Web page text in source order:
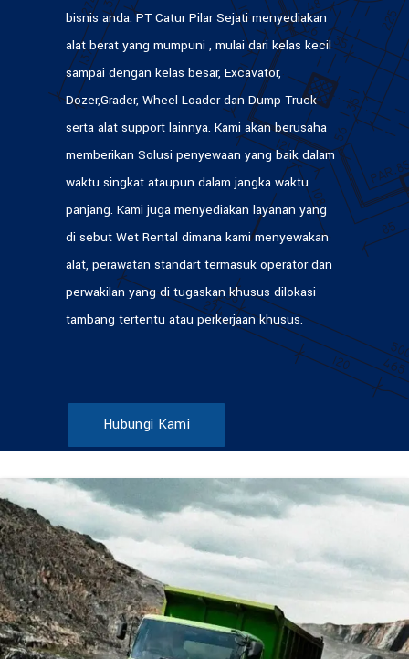
bisnis anda. PT Catur Pilar Sejati menyediakan
alat berat yang mumpuni , mulai dari kelas kecil
sampai dengan kelas besar, Excavator,
Dozer,Grader, Wheel Loader dan Dump Truck
serta alat support lainnya. Kami akan berusaha
memberikan Solusi penyewaan yang baik dalam
waktu singkat ataupun dalam jangka waktu
panjang. Kami juga menyediakan layanan yang
di sebut Wet Rental dimana kami menyewakan
alat, perawatan standart termasuk operator dan
perwakilan yang di tugaskan khusus dilokasi
tambang tertentu atau perkerjaan khusus.
Hubungi Kami
DUMP TRUCK TOOLS